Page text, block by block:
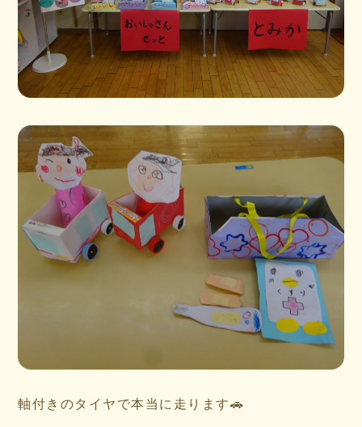
軸付きのタイヤで本当に走ります🚗